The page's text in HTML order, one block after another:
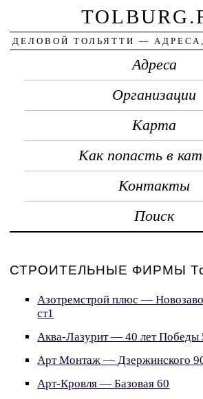
ДЕЛОВОЙ ТОЛЬЯТТИ —
Адреса
Организации
Карта
Как попасть в
Контакты
Поиск
СТРОИТЕЛЬНЫЕ ФИРМЫ
Азотремстрой плюс —
ст1
Аква-Лазурит — 40 лет Победы
Арт Монтаж — Дзержинского
Арт-Кровля — Базовая 60